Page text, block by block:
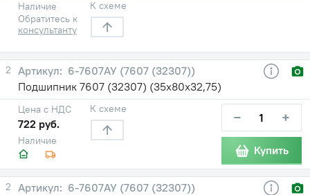
Наличие
Обратитесь к
консультанту
К схеме
2
6-7607АУ (7607 (32307))
Подшипник 7607 (32307) (35х80х32,75)
Наличие
Цена с НДС
722 руб.
К схеме − +
Купить
2
6-7607АУ (7607 (32307))